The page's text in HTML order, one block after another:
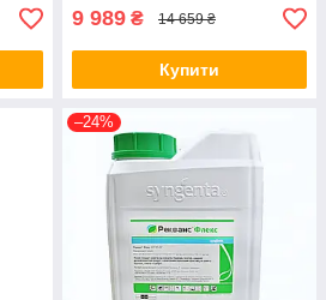
9 989 ₴ 14 659 ₴
Купити
–24%